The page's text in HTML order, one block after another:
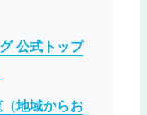
公式トップ
地域からお